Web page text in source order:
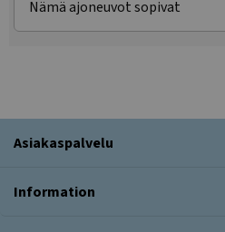
Nämä ajoneuvot sopivat
Asiakaspalvelu
Information